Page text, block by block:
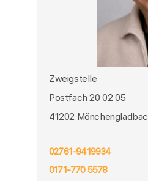
Zweigstelle
Postfach 20 02 05
41202
02761-9419934
0171-770 5578